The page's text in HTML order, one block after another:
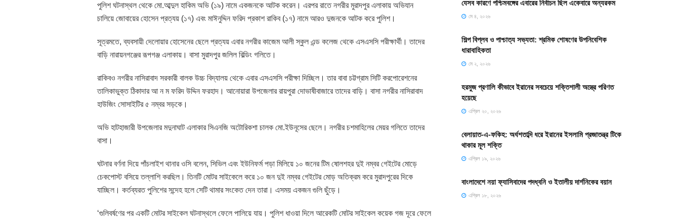
পুলিশ ঘটনাস্থল থেকে মো.আব্দুল হাকিম অভি (১৯) নামে একজনকে আটক করেন। এরপর রাতে নগরীর মুরাদপুর এলাকায় অভিযান
চালিয়ে জোবায়ের হোসেন প্রত্যয় (১৭) এবং মাঈনুদ্দিন ফরিদ প্রকাশ রাকিব (১৭) নামে আরও দুজনকে আটক করে পুলিশ।
সূত্রমতে, ব্যবসায়ী দেলোয়ার হোসেনের ছেলে প্রত্যয় এবার নগরীর কাজেম আলী স্কুল এন্ড কলেজ থেকে এসএসসি পরীক্ষার্থী। তাদের
বাড়ি নারায়নগঞ্জের রূপগঞ্জ এলাকায়। বাসা মুরাদপুর জলিল বিল্ডিং গলিতে।
রাকিবও নগরীর নাসিরাবাদ সরকারী বালক উচ্চ বিদ্যালয় থেকে এবার এসএসসি পরীক্ষা দিচ্ছিল। তার বাবা চট্টগ্রাম সিটি করপোরেশনের
তালিকাভুক্ত ঠিকাদার আ ন ম ফরিদ উদ্দিন ফরহাদ। আনোয়ারা উপজেলার রায়পুরা দোভাষীবাজারে তাদের বাড়ি। বাসা নগরীর নাসিরাবাদ
হাউজিং সোসাইটির ৫ নম্বর সড়কে।
অভি হাটহাজারী উপজেলার মদুনাঘাট এলাকার সিএনজি অটোরিকশা চালক মো.ইউনূসের ছেলে। নগরীর চশমাহিলের মেয়র গলিতে তাদের
বাসা।
ঘটনার বর্ণনা দিয়ে পাঁচলাইশ থানার ওসি বলেন, সিভিল এবং ইউনিফর্ম পড়া মিলিয়ে ১০ জনের টিম ষোলশহর দুই নম্বর গেইটের মোড়ে
চেকপোস্ট বসিয়ে তল্লাশি করছিল। তিনটি মোটর সাইকেলে করে ১০ জন দুই নম্বর গেইটের মোড় অতিক্রম করে মুরাদপুরের দিকে
যাচ্ছিল। কর্তব্যরত পুলিশের সন্দেহ হলে সেটি থামার সংকেত দেন তারা। এসময় একজন গুলি ছুঁড়ে।
‘গুলিবর্ষণের পর একটি মোটর সাইকেল ঘটনাস্থলে ফেলে পালিয়ে যায়। পুলিশ ধাওয়া দিলে আরেকটি মোটর সাইকেল কয়েক গজ দূরে ফেলে
যেসব কারণে পশ্চিমবঙ্গের এবারের নির্বাচন ছিল একেবারে অন্যরকম
মে ৪, ২০২৬
শিল্প বিপ্লব ও পাশ্চাত্য সভ্যতা: শ্রমিক শোষণের উপনিবেশিক
ধারাবাহিকতা
মে ২, ২০২৬
হরমুজ প্রণালি কীভাবে ইরানের সবচেয়ে শক্তিশালী অস্ত্রে পরিণত
হয়েছে
এপ্রিল ২০, ২০২৬
বেলায়াত-এ-ফকিহ: অর্ধশতাব্দি ধরে ইরানের ইসলামি প্রজাতন্ত্র টিকে
থাকার মূল শক্তি
এপ্রিল ১৯, ২০২৬
বাংলাদেশে নয়া ফ্যাসিবাদের পদধ্বনি ও ইতালীয় দার্শনিকের বয়ান
এপ্রিল ১৮, ২০২৬